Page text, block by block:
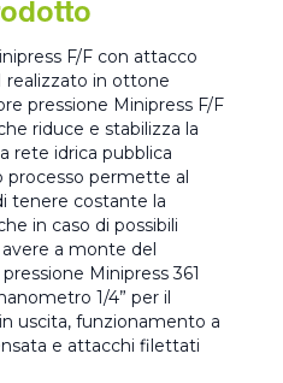
F/F con attacco
realizzato in ottone
pressione Minipress F/F
riduce e stabilizza la
rete idrica pubblica
processo permette al
tenere costante la
in caso di possibili
a monte del
Minipress 361
1/4” per il
uscita, funzionamento a
e attacchi filettati